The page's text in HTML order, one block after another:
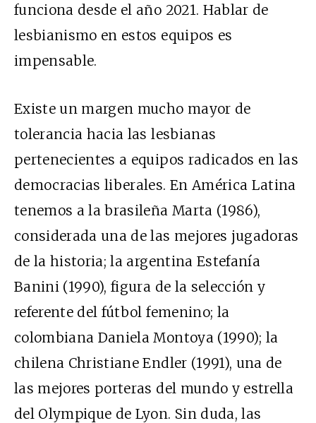
funciona desde el año 2021. Hablar de
lesbianismo en estos equipos es
impensable.
Existe un margen mucho mayor de
tolerancia hacia las lesbianas
pertenecientes a equipos radicados en las
democracias liberales. En América Latina
tenemos a la brasileña Marta (1986),
considerada una de las mejores jugadoras
de la historia; la argentina Estefanía
Banini (1990), figura de la selección y
referente del fútbol femenino; la
colombiana Daniela Montoya (1990); la
chilena Christiane Endler (1991), una de
las mejores porteras del mundo y estrella
del Olympique de Lyon. Sin duda, las